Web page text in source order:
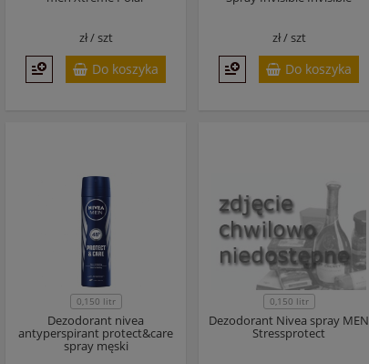
zł /szt
Do koszyka
zł /szt
Do koszyka
0,150 litr
Dezodorant nivea
antyperspirant protect&care
spray męski
0,150 litr
Dezodorant Nivea spray MEN
Stressprotect